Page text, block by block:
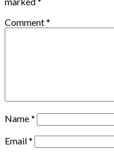
Comment*
Name*
Email*